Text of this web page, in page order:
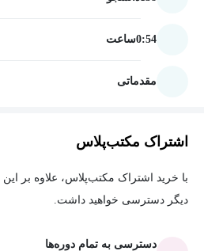
0:54ساعت
مقدماتی
اشتراک مکتب‌پلاس
دیگر دسترسی خواهید داشت.
دسترسی به تمام دوره‌ها